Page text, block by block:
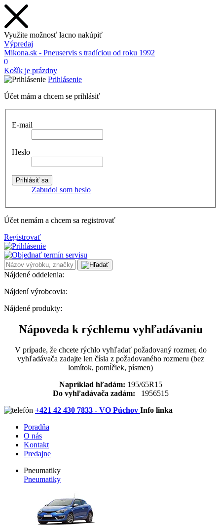
Využite možnosť lacno nakúpiť
Výpredaj
Mikona.sk - Pneuservis s tradíciou od roku 1992
0
Košík je prázdny
Prihlásenie
Účet mám a chcem se prihlásiť
E-mail
Heslo
Zabudol som heslo
Účet nemám a chcem sa registrovať
Registrovať
Nájdené oddelenia:
Nájdení výrobcovia:
Nájdené produkty:
Nápoveda k rýchlemu vyhľadávaniu
V prípade, že chcete rýchlo vyhľadať požadovaný rozmer, do
vyhľadávača zadajte len čísla z požadovaného rozmeru (bez
lomítok, pomĺčiek, písmen)
Napríklad hľadám: 195/65R15
Do vyhľadávača zadám: 1956515
+421 42 430 7833 - VO Púchov Info linka
Poradňa
O nás
Kontakt
Predajne
Pneumatiky
Pneumatiky